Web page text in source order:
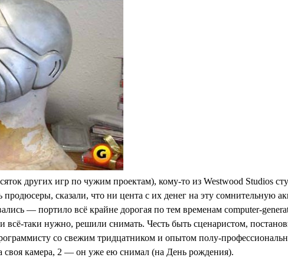
других игр по чужим проектам), кому-то из Westwood Studios
сказали, что ни цента с их денег на эту сомнительную
— портило всё крайне дорогая по тем временам computer-
всё-таки нужно, решили снимать. Честь быть сценаристом,
со свежим тридцатником и опытом полу-
камера, 2 — он уже ею снимал (на День рождения).